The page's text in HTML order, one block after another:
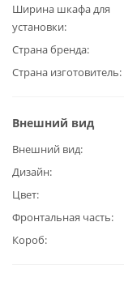
Ширина шкафа для
установки
Страна бренда
Страна изготовитель
Внешний вид
Внешний вид
Дизайн
Цвет
Фронтальная часть
Короб